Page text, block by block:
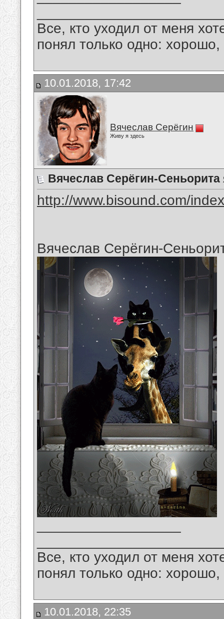
Все, кто уходил от меня
понял только одно:
10.01.2018, 17:42
Вячеслав Серёгин
Живу я здесь
Вячеслав Серёгин-
http://www.bisound.com/
Вячеслав Серёгин-
Все, кто уходил от меня
понял только одно:
10.01.2018, 22:35